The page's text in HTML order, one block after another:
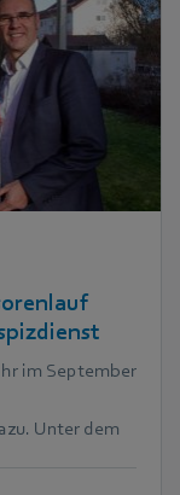
im September
Unter dem